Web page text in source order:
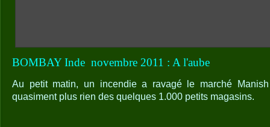
BOMBAY Inde novembre 2011 : A l'aube
Au petit matin, un incendie a ravagé le marché
quasiment plus rien des quelques 1.000 petits magasins.